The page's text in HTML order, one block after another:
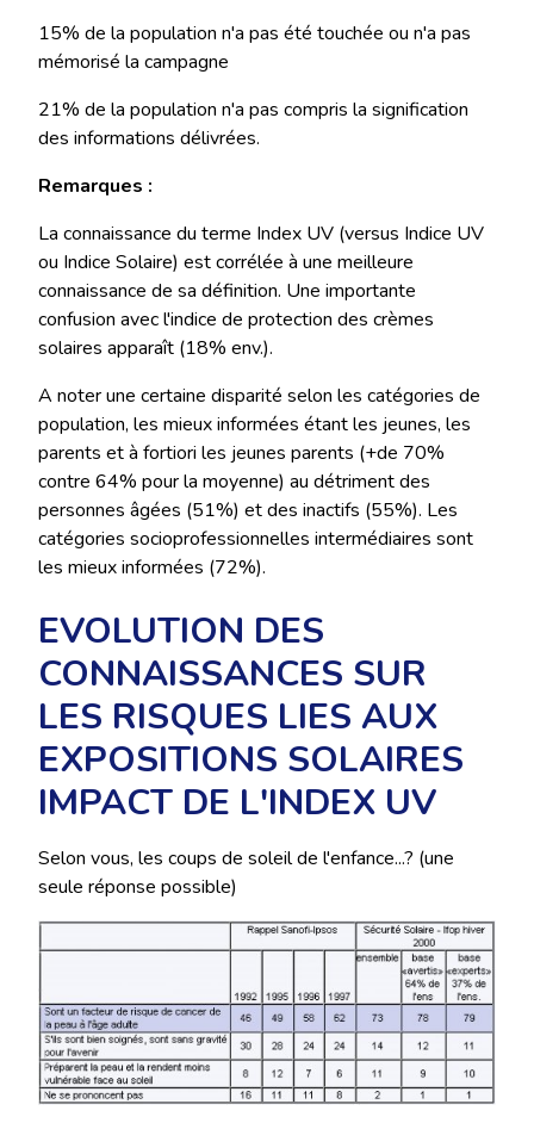
15% de la population n'a pas été touchée ou n'a pas
mémorisé la campagne
21% de la population n'a pas compris la signification
des informations délivrées.
Remarques :
La connaissance du terme Index UV (versus Indice UV
ou Indice Solaire) est corrélée à une meilleure
connaissance de sa définition. Une importante
confusion avec l'indice de protection des crèmes
solaires apparaît (18% env.).
A noter une certaine disparité selon les catégories de
population, les mieux informées étant les jeunes, les
parents et à fortiori les jeunes parents (+de 70%
contre 64% pour la moyenne) au détriment des
personnes âgées (51%) et des inactifs (55%). Les
catégories socioprofessionnelles intermédiaires sont
les mieux informées (72%).
EVOLUTION DES
CONNAISSANCES SUR
LES RISQUES LIES AUX
EXPOSITIONS SOLAIRES
IMPACT DE L'INDEX UV
Selon vous, les coups de soleil de l'enfance...? (une
seule réponse possible)